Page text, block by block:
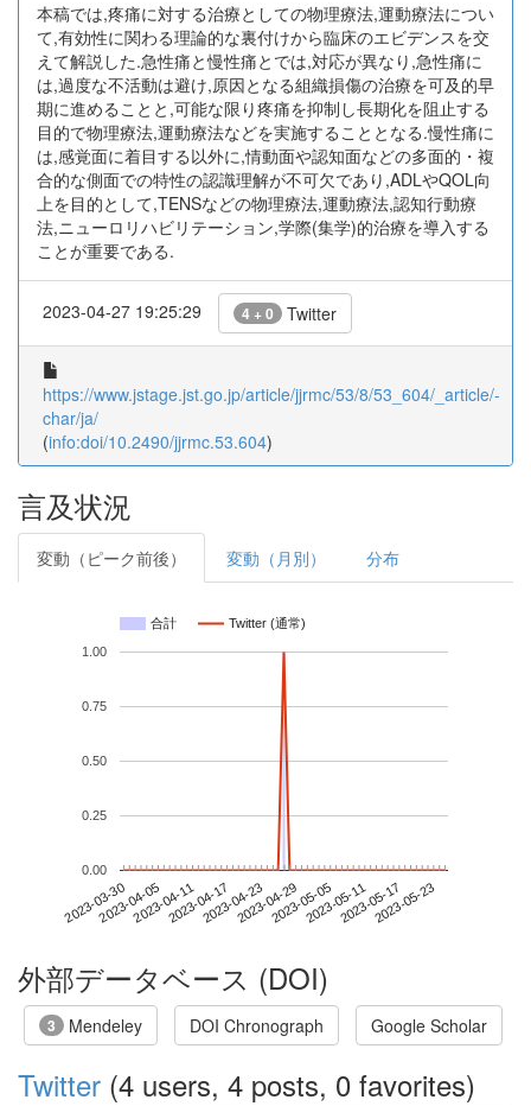
本稿では,疼痛に対する治療としての物理療法,運動療法につい
て,有効性に関わる理論的な裏付けから臨床のエビデンスを交
えて解説した.急性痛と慢性痛とでは,対応が異なり,急性痛に
は,過度な不活動は避け,原因となる組織損傷の治療を可及的早
期に進めることと,可能な限り疼痛を抑制し長期化を阻止する
目的で物理療法,運動療法などを実施することとなる.慢性痛に
は,感覚面に着目する以外に,情動面や認知面などの多面的・複
合的な側面での特性の認識理解が不可欠であり,ADLやQOL向
上を目的として,TENSなどの物理療法,運動療法,認知行動療
法,ニューロリハビリテーション,学際(集学)的治療を導入する
ことが重要である.
2023-04-27 19:25:29 4 + 0 Twitter
https://www.jstage.jst.go.jp/article/jjrmc/53/8/53_604/_article/-
char/ja/
(info:doi/10.2490/jjrmc.53.604)
言及状況
変動（ピーク前後） 変動（月別） 分布
合計 Twitter (通常)
2023-03-302023-04-052023-04-112023-04-172023-04-232023-04-292023-05-052023-05-112023-05-172023-05-23
0.00
0.25
0.50
0.75
1.00
外部データベース (DOI)
3 Mendeley DOI Chronograph Google Scholar
Twitter (4 users, 4 posts, 0 favorites)